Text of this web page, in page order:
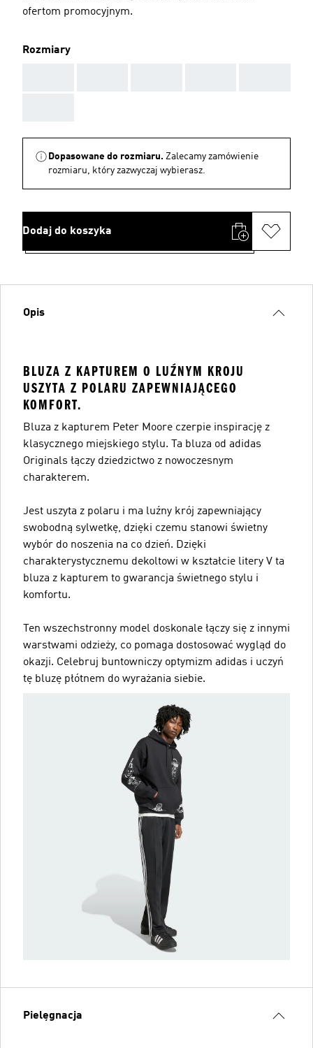
ofertom promocyjnym.
Rozmiary
Dopasowane do rozmiaru. Zalecamy zamówienie
rozmiaru, który zazwyczaj wybierasz.
Dodaj do koszyka
Opis
BLUZA Z KAPTUREM O LUŹNYM KROJU
USZYTA Z POLARU ZAPEWNIAJĄCEGO
KOMFORT.
Bluza z kapturem Peter Moore czerpie inspirację z
klasycznego miejskiego stylu. Ta bluza od adidas
Originals łączy dziedzictwo z nowoczesnym
charakterem.
Jest uszyta z polaru i ma luźny krój zapewniający
swobodną sylwetkę, dzięki czemu stanowi świetny
wybór do noszenia na co dzień. Dzięki
charakterystycznemu dekoltowi w kształcie litery V ta
bluza z kapturem to gwarancja świetnego stylu i
komfortu.
Ten wszechstronny model doskonale łączy się z innymi
warstwami odzieży, co pomaga dostosować wygląd do
okazji. Celebruj buntowniczy optymizm adidas i uczyń
tę bluzę płótnem do wyrażania siebie.
Pielęgnacja